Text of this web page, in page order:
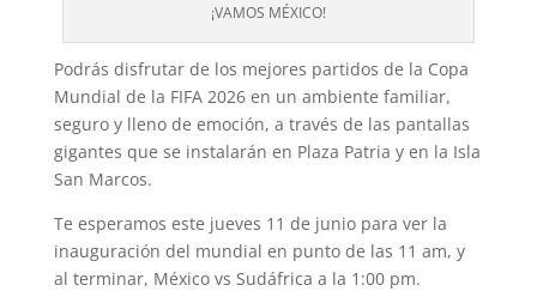
¡VAMOS MÉXICO!
Podrás disfrutar de los mejores partidos de la Copa
Mundial de la FIFA 2026 en un ambiente familiar,
seguro y lleno de emoción, a través de las pantallas
gigantes que se instalarán en Plaza Patria y en la Isla
San Marcos.
Te esperamos este jueves 11 de junio para ver la
inauguración del mundial en punto de las 11 am, y
al terminar, México vs Sudáfrica a la 1:00 pm.